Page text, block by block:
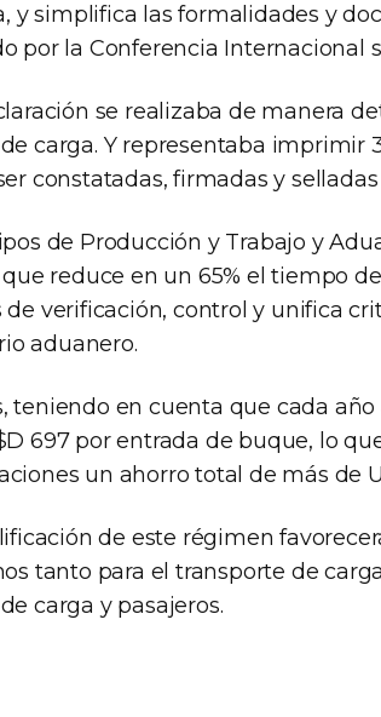
y simplifica las formalidades y
por la Conferencia Internacional
se realizaba de manera
carga. Y representaba imprimir
constatadas, firmadas y
de Producción y Trabajo y
reduce en un 65% el tiempo
verificación, control y unifica
aduanero.
teniendo en cuenta que cada
697 por entrada de buque, lo
un ahorro total de más de
de este régimen
tanto para el transporte de
carga y pasajeros.